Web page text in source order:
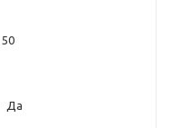
50
Да